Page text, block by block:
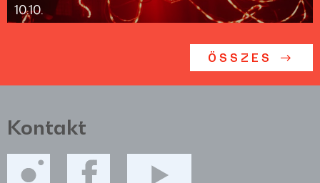
10.10.
ÖSSZES
Kontakt